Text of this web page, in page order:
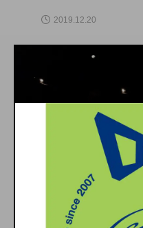
2019.12.20
舞台（関西）